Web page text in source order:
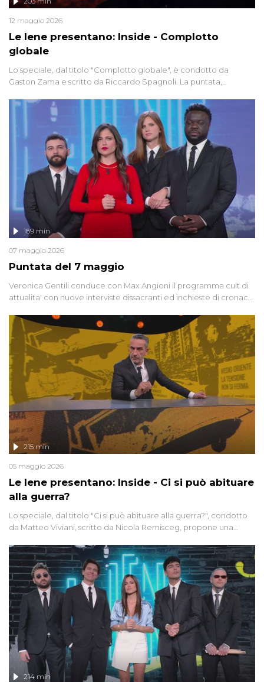
Le Iene presentano: Inside - Complotto
globale
12 maggio 2026
Lo speciale, dal titolo "Complotto globale", è condotto da
Gaston Zama e scritto da Riccardo Spagnoli. La puntata,
racconta l'universo delle narrazioni alternative, dei sospetti
globali e del complottismo che negli ultimi anni hanno invaso
social network, talk show, piazze digitali e immaginario collettivo.
Puntata del 7 maggio
189 min
07 maggio 2026
Veronica Gentili conduce con Max Angioni il programma cult di
attualita' con nuove interviste dissacranti ed inchieste di cronaca
Le Iene presentano: Inside - Ci si può abituare
alla guerra?
215 min
05 maggio 2026
Lo speciale, dal titolo "Ci si può abituare alla guerra?", condotto
da Matteo Viviani, scritto da Nicola Remisceg, propone una
di settore - su quanto la guerra sia diventata una realtà pervasiva.
Anche se l'Italia non è direttamente coinvolta in conflitti armati, il
contesto globale rende impossibile considerarla un fenomeno
lontano.
214 min